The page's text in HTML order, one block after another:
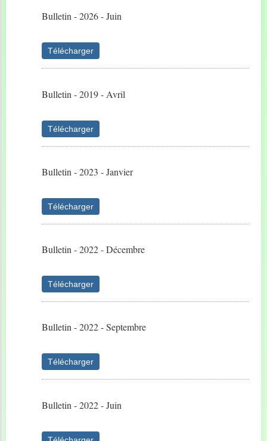
Bulletin - 2026 - Juin
Télécharger
Bulletin - 2019 - Avril
Télécharger
Bulletin - 2023 - Janvier
Télécharger
Bulletin - 2022 - Décembre
Télécharger
Bulletin - 2022 - Septembre
Télécharger
Bulletin - 2022 - Juin